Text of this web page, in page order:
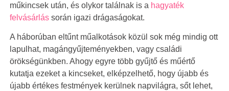
műkincsek után, és olykor találnak is a hagyaték
felvásárlássorán igazi drágaságokat.
A háborúban eltűnt műalkotások közül sok még mindig ott
lapulhat, magángyűjteményekben, vagy családi
örökségünkben. Ahogy egyre több gyűjtő és műértő
kutatja ezeket a kincseket, elképzelhető, hogy újabb és
újabb értékes festmények kerülnek napvilágra, sőt lehet,